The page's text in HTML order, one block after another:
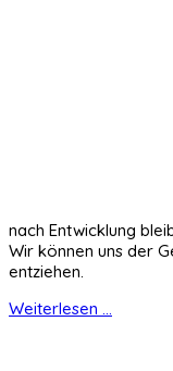
nach Entwicklung
Wir können uns der
entziehen.
Weiterlesen ...